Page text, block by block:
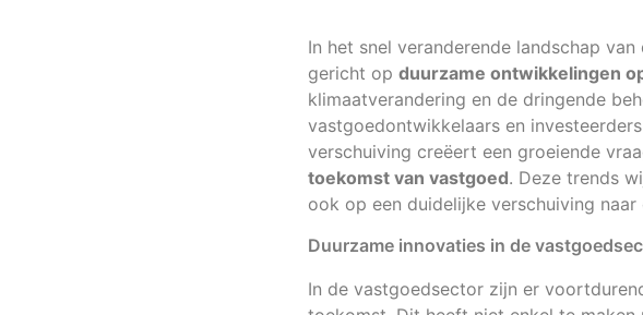
In het snel veranderende landschap
gericht op duurzame ontwikkelingen
klimaatverandering en de dringende
vastgoedontwikkelaars en
verschuiving creëert een groeiende
toekomst van vastgoed. Deze trends
ook op een duidelijke verschuiving
Duurzame innovaties in de
In de vastgoedsector zijn er